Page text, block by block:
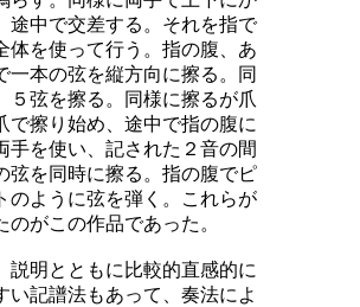
途中で交差する。それを指で
体を使って行う。指の腹、あ
一本の弦を縦方向に擦る。同
５弦を擦る。同様に擦るが爪
で擦り始め、途中で指の腹に
手を使い、記された２音の間
弦を同時に擦る。指の腹でピ
のように弦を弾く。これらが
のがこの作品であった。
説明とともに比較的直感的に
い記譜法もあって、奏法によ